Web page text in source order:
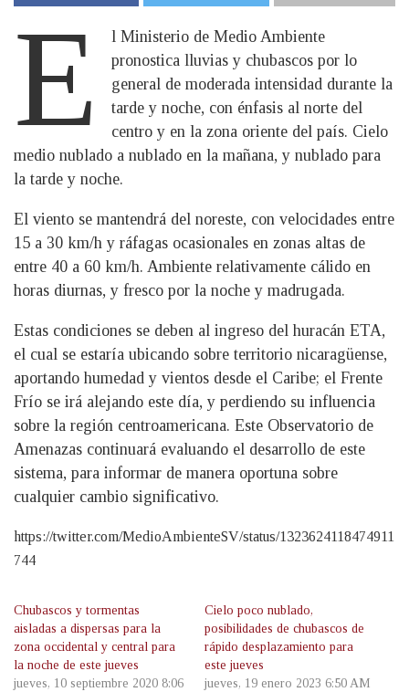
E
l Ministerio de Medio Ambiente
pronostica lluvias y chubascos por lo
general de moderada intensidad durante la
tarde y noche, con énfasis al norte del
centro y en la zona oriente del país. Cielo
medio nublado a nublado en la mañana, y nublado para
la tarde y noche.
El viento se mantendrá del noreste, con velocidades entre
15 a 30 km/h y ráfagas ocasionales en zonas altas de
entre 40 a 60 km/h. Ambiente relativamente cálido en
horas diurnas, y fresco por la noche y madrugada.
Estas condiciones se deben al ingreso del huracán ETA,
el cual se estaría ubicando sobre territorio nicaragüense,
aportando humedad y vientos desde el Caribe; el Frente
Frío se irá alejando este día, y perdiendo su influencia
sobre la región centroamericana. Este Observatorio de
Amenazas continuará evaluando el desarrollo de este
sistema, para informar de manera oportuna sobre
cualquier cambio significativo.
https://twitter.com/MedioAmbienteSV/status/1323624118474911
744
Chubascos y tormentas
aisladas a dispersas para la
zona occidental y central para
la noche de este jueves
jueves, 10 septiembre 2020 8:06
Cielo poco nublado,
posibilidades de chubascos de
rápido desplazamiento para
este jueves
jueves, 19 enero 2023 6:50 AM